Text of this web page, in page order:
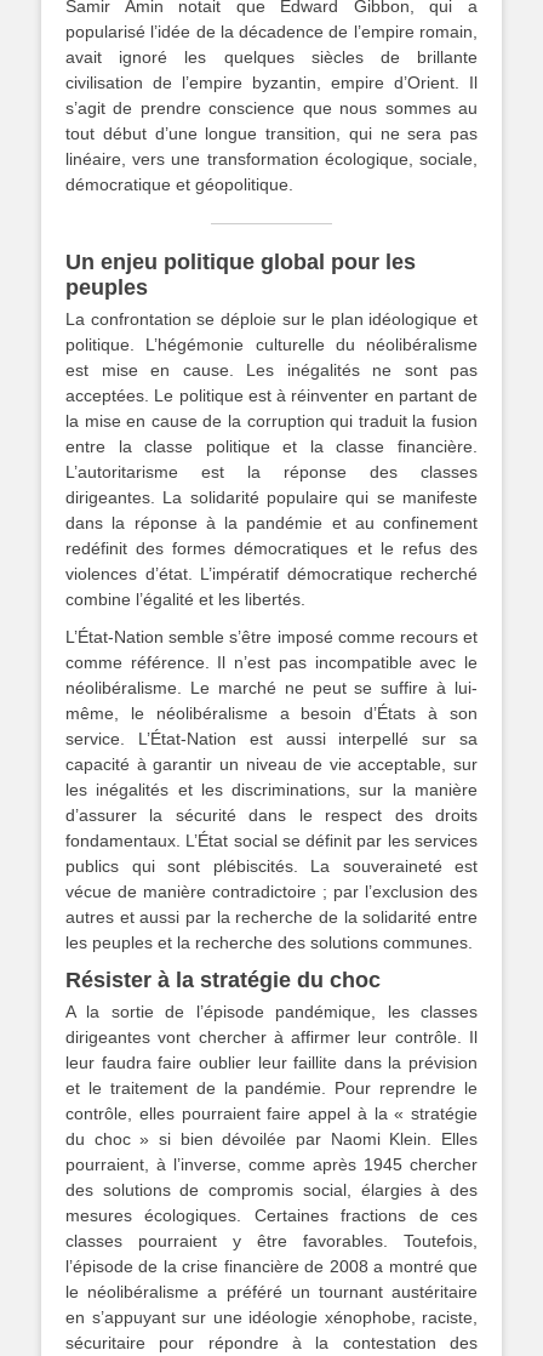
Samir Amin notait que Edward Gibbon, qui a
popularisé l’idée de la décadence de l’empire romain,
avait ignoré les quelques siècles de brillante
civilisation de l’empire byzantin, empire d’Orient. Il
s’agit de prendre conscience que nous sommes au
tout début d’une longue transition, qui ne sera pas
linéaire, vers une transformation écologique, sociale,
démocratique et géopolitique.
Un enjeu politique global pour les
peuples
La confrontation se déploie sur le plan idéologique et
politique. L’hégémonie culturelle du néolibéralisme
est mise en cause. Les inégalités ne sont pas
acceptées. Le politique est à réinventer en partant de
la mise en cause de la corruption qui traduit la fusion
entre la classe politique et la classe financière.
L’autoritarisme est la réponse des classes
dirigeantes. La solidarité populaire qui se manifeste
dans la réponse à la pandémie et au confinement
redéfinit des formes démocratiques et le refus des
violences d’état. L’impératif démocratique recherché
combine l’égalité et les libertés.
L’État-Nation semble s’être imposé comme recours et
comme référence. Il n’est pas incompatible avec le
néolibéralisme. Le marché ne peut se suffire à lui-
même, le néolibéralisme a besoin d’États à son
service. L’État-Nation est aussi interpellé sur sa
capacité à garantir un niveau de vie acceptable, sur
les inégalités et les discriminations, sur la manière
d’assurer la sécurité dans le respect des droits
fondamentaux. L’État social se définit par les services
publics qui sont plébiscités. La souveraineté est
vécue de manière contradictoire ; par l’exclusion des
autres et aussi par la recherche de la solidarité entre
les peuples et la recherche des solutions communes.
Résister à la stratégie du choc
A la sortie de l’épisode pandémique, les classes
dirigeantes vont chercher à affirmer leur contrôle. Il
leur faudra faire oublier leur faillite dans la prévision
et le traitement de la pandémie. Pour reprendre le
contrôle, elles pourraient faire appel à la « stratégie
du choc » si bien dévoilée par Naomi Klein. Elles
pourraient, à l’inverse, comme après 1945 chercher
des solutions de compromis social, élargies à des
mesures écologiques. Certaines fractions de ces
classes pourraient y être favorables. Toutefois,
l’épisode de la crise financière de 2008 a montré que
le néolibéralisme a préféré un tournant austéritaire
en s’appuyant sur une idéologie xénophobe, raciste,
sécuritaire pour répondre à la contestation des